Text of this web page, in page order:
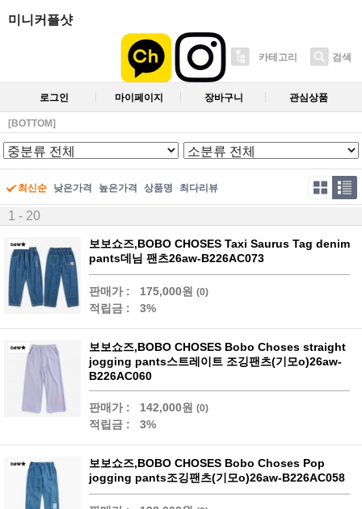
미니커플샷
카테고리 검색
로그인 마이페이지 장바구니 관심상품
[BOTTOM]
최신순 낮은가격 높은가격 상품명 최다리뷰
1 - 20
보보쇼즈,BOBO CHOSES Taxi Saurus Tag denim
pants데님 팬츠26aw-B226AC073
판매가 : 175,000원 (0)
적립금 : 3%
보보쇼즈,BOBO CHOSES Bobo Choses straight
jogging pants스트레이트 조깅팬츠(기모o)26aw-
B226AC060
판매가 : 142,000원 (0)
적립금 : 3%
보보쇼즈,BOBO CHOSES Bobo Choses Pop
jogging pants조깅팬츠(기모o)26aw-B226AC058